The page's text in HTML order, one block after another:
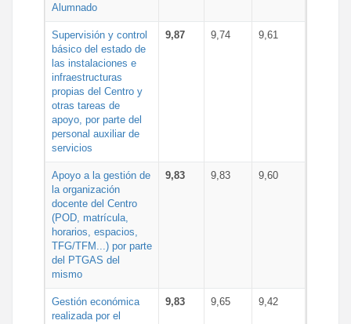
Alumnado
Supervisión y control
básico del estado de
las instalaciones e
infraestructuras
propias del Centro y
otras tareas de
apoyo, por parte del
personal auxiliar de
servicios
9,87 9,74 9,61
Apoyo a la gestión de
la organización
docente del Centro
(POD, matrícula,
horarios, espacios,
TFG/TFM...) por parte
del PTGAS del
mismo
9,83 9,83 9,60
Gestión económica
realizada por el
9,83 9,65 9,42